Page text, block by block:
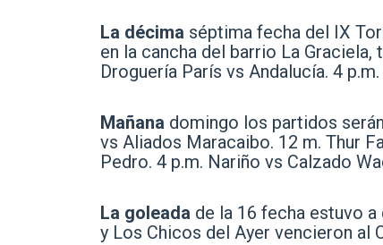
La décima séptima fecha del IX
en la cancha del barrio La
Droguería París vs Andalucía. 4
Mañana domingo los partidos
vs Aliados Maracaibo. 12 m. Thur
Pedro. 4 p.m. Nariño vs Calzado
La goleada de la 16 fecha estuvo
y Los Chicos del Ayer vencieron al